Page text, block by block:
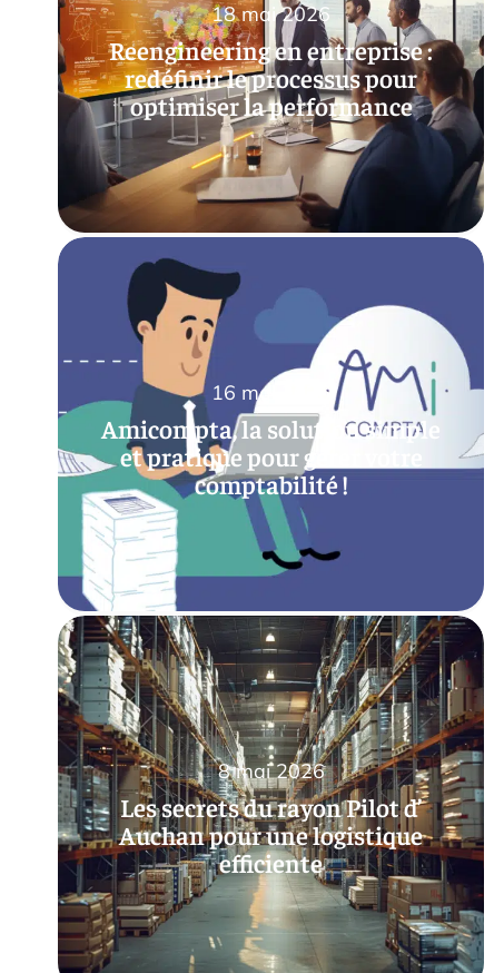
Reengineering en entreprise :
redéfinir le processus pour
optimiser la performance
18 mai 2026
Amicompta, la solution simple
et pratique pour gérer votre
comptabilité !
16 mai 2026
Les secrets du rayon Pilot d’
Auchan pour une logistique
efficiente
8 mai 2026